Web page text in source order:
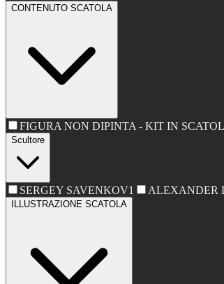
CONTENUTO SCATOLA
FIGURA NON DIPINTA - KIT IN
Scultore
SERGEY SAVENKOV1 ALEXANDER
ILLUSTRAZIONE SCATOLA